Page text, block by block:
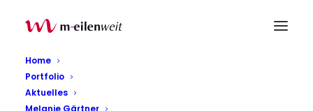
Home
Portfolio
Aktuelles
Melanie Gärtner